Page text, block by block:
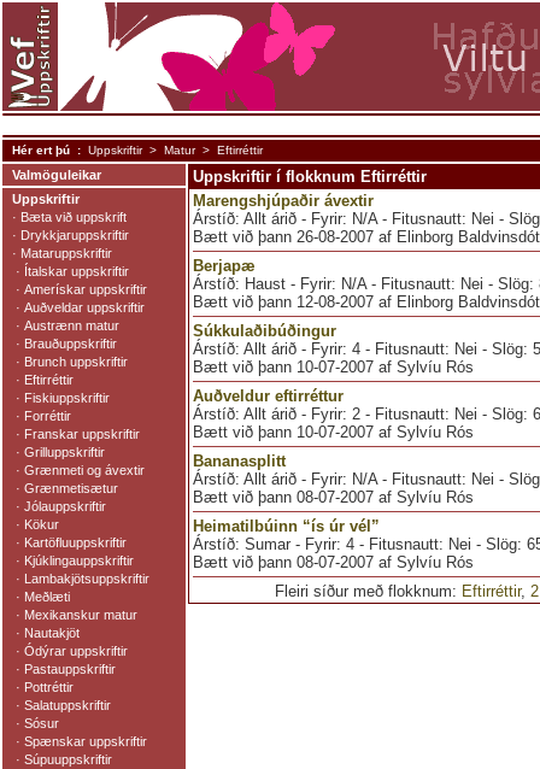
Uppskriftir í flokknum Eftirréttir
Marengshjúpaðir ávextir
Árstíð: Allt árið - Fyrir: N/A - Fitusnautt: Nei -
Bætt við þann 26-08-2007 af Elinborg
Berjapæ
Árstíð: Haust - Fyrir: N/A - Fitusnautt: Nei - Slög:
Bætt við þann 12-08-2007 af Elinborg
Súkkulaðibúðingur
Árstíð: Allt árið - Fyrir: 4 - Fitusnautt: Nei - Slög:
Bætt við þann 10-07-2007 af Sylvíu Rós
Auðveldur eftirréttur
Árstíð: Allt árið - Fyrir: 2 - Fitusnautt: Nei - Slög:
Bætt við þann 10-07-2007 af Sylvíu Rós
Bananasplitt
Árstíð: Allt árið - Fyrir: N/A - Fitusnautt: Nei -
Bætt við þann 08-07-2007 af Sylvíu Rós
Heimatilbúinn “ís úr vél”
Árstíð: Sumar - Fyrir: 4 - Fitusnautt: Nei - Slög:
Bætt við þann 08-07-2007 af Sylvíu Rós
Fleiri síður með flokknum: Eftirréttir, 2
Valmöguleikar
Uppskriftir
· Bæta við uppskrift
· Drykkjaruppskriftir
· Mataruppskriftir
· Ítalskar uppskriftir
· Amerískar uppskriftir
· Auðveldar uppskriftir
· Austrænn matur
· Brauðuppskriftir
· Brunch uppskriftir
· Eftirréttir
· Fiskiuppskriftir
· Forréttir
· Franskar uppskriftir
· Grilluppskriftir
· Grænmeti og ávextir
· Grænmetisætur
· Jólauppskriftir
· Kökur
· Kartöfluuppskriftir
· Kjúklingauppskriftir
· Lambakjötsuppskriftir
· Meðlæti
· Mexikanskur matur
· Nautakjöt
· Ódýrar uppskriftir
· Pastauppskriftir
· Pottréttir
· Salatuppskriftir
· Sósur
· Spænskar uppskriftir
· Súpuuppskriftir
Hér ert þú : Uppskriftir > Matur > Eftirréttir